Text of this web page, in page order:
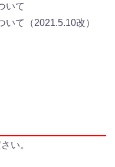
いて
て（2021.5.10改）
い。